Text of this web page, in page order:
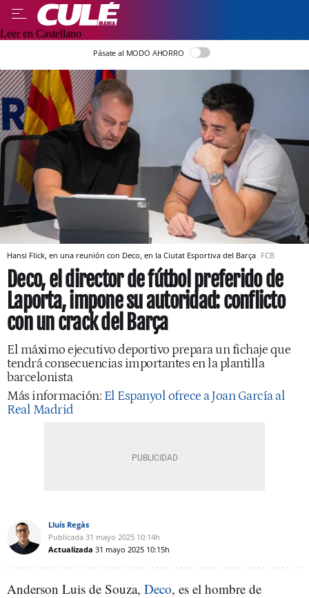
Leer en Castellano
Pásate al MODO AHORRO
Hansi Flick, en una reunión con Deco, en la Ciutat Esportiva del Barça FCB
Deco, el director de fútbol preferido de
Laporta, impone su autoridad: conflicto
con un crack del Barça
El máximo ejecutivo deportivo prepara un fichaje que
tendrá consecuencias importantes en la plantilla
barcelonista
Más información: El Espanyol ofrece a Joan García al
Real Madrid
Lluís Regàs
Publicada 31 mayo 2025 10:14h
Actualizada 31 mayo 2025 10:15h
Anderson Luis de Souza, Deco, es el hombre de